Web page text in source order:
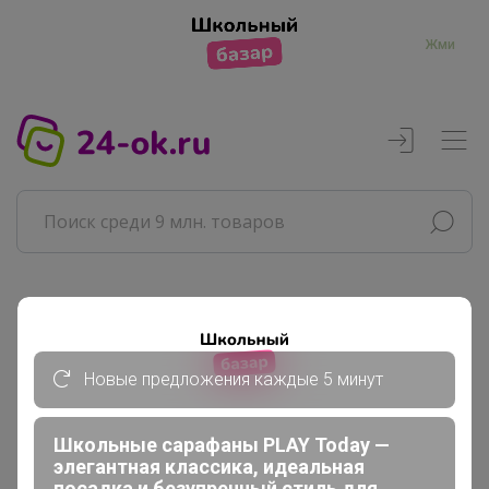
Жми
Главная
Совместные покупки
АРХИВ СП
ВЗРОСЛЫЕ СП
Новые предложения каждые 5 минут
Школьные сарафаны PLAY Today —
элегантная классика, идеальная